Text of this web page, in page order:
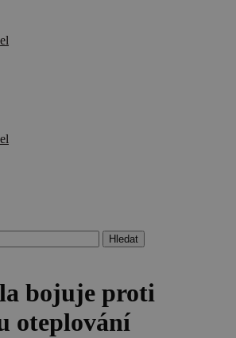
bojuje proti
oteplování